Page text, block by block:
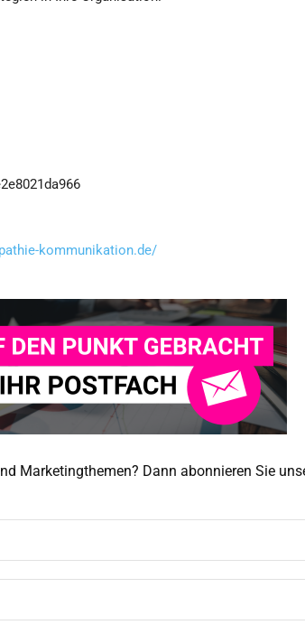
kommunikation.de/
Marketingthemen? Dann abonnieren Sie